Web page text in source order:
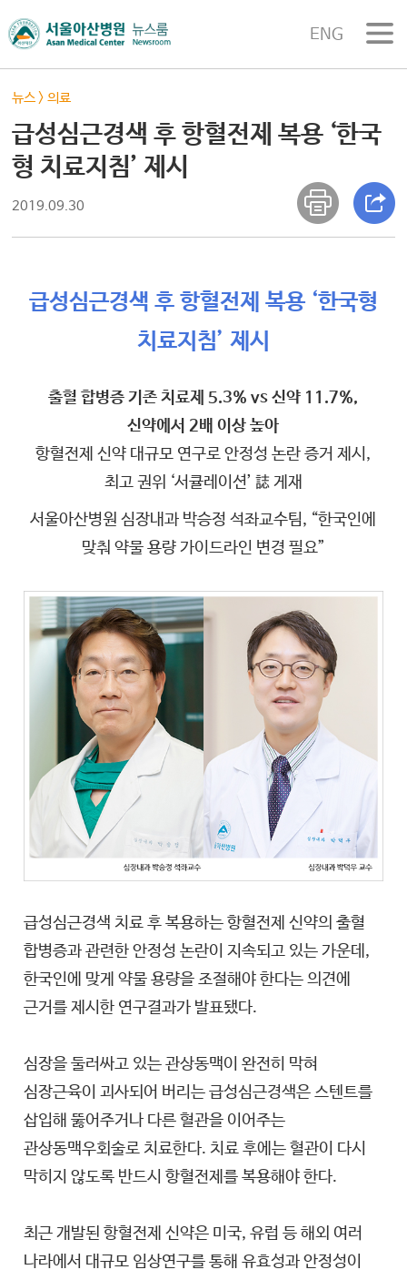
ENG
뉴스 >의료
급성심근경색 후 항혈전제 복용 ‘한국
형 치료지침’ 제시
2019.09.30
급성심근경색 후 항혈전제 복용 ‘한국형
치료지침’ 제시
출혈 합병증 기존 치료제 5.3% vs 신약 11.7%,
신약에서 2배 이상 높아
항혈전제 신약 대규모 연구로 안정성 논란 증거 제시,
최고 권위 ‘서큘레이션’ 誌 게재
서울아산병원 심장내과 박승정 석좌교수팀, “한국인에
맞춰 약물 용량 가이드라인 변경 필요”
급성심근경색 치료 후 복용하는 항혈전제 신약의 출혈
합병증과 관련한 안정성 논란이 지속되고 있는 가운데,
한국인에 맞게 약물 용량을 조절해야 한다는 의견에
근거를 제시한 연구결과가 발표됐다.
심장을 둘러싸고 있는 관상동맥이 완전히 막혀
심장근육이 괴사되어 버리는 급성심근경색은 스텐트를
삽입해 뚫어주거나 다른 혈관을 이어주는
관상동맥우회술로 치료한다. 치료 후에는 혈관이 다시
막히지 않도록 반드시 항혈전제를 복용해야 한다.
최근 개발된 항혈전제 신약은 미국, 유럽 등 해외 여러
나라에서 대규모 임상연구를 통해 유효성과 안정성이